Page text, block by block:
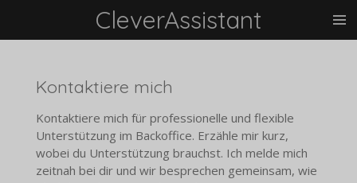
CleverAssistant
Kontaktiere mich
Kontaktiere mich für professionelle und flexible
Unterstützung im Backoffice. Erzähle mir kurz,
wobei du Unterstützung brauchst. Ich melde mich
zeitnah bei dir und wir besprechen gemeinsam, wie